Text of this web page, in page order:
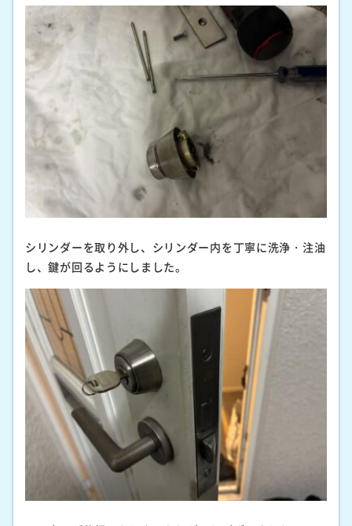
シリンダーを取り外し、シリンダー内を丁寧に洗浄・注油
し、鍵が回るようにしました。